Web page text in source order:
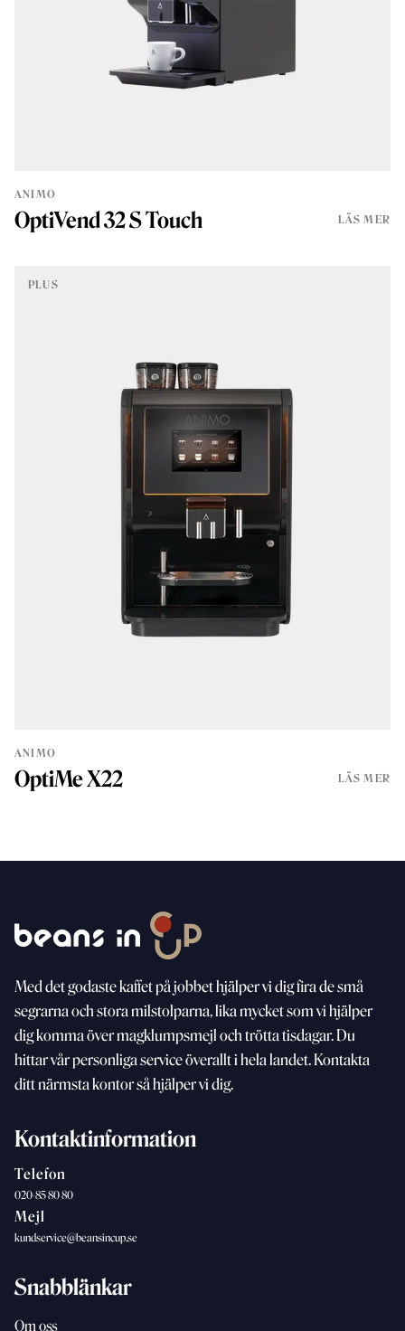
ANIMO
OptiVend 32 S Touch LÄS MER
PLUS
ANIMO
OptiMe X22 LÄS MER
Meddet godaste kaffet på jobbet hjälper vi dig fira de små
segrarna och stora milstolparna, lika mycket som vihjälper
dig komma över magklumpsmejl och tröttatisdagar. Du
hittar vår personliga service överallt i hela landet. Kontakta
ditt närmsta kontor så hjälper vi dig.
Kontaktinformation
Telefon
020-85 80 80
Mejl
kundservice@beansincup.se
Snabblänkar
Om oss